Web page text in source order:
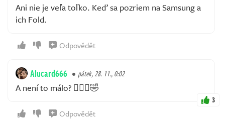
Ani nie je veľa toľko. Keď sa pozriem na Samsung a
ich Fold.
Odpovědět
Alucard666 pátek, 28. 11., 0:02
A není to málo? 🤦🏼‍♂️🤣
3
Odpovědět